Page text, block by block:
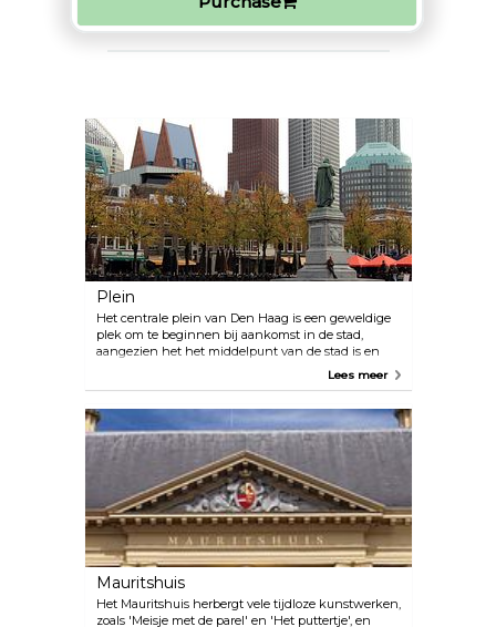
Plein
Het centrale plein van Den Haag is een geweldige
plek om te beginnen bij aankomst in de stad,
aangezien het het middelpunt van de stad is en
fungeert als kanaal voor vele prominente bars,
van het leven en soms zie je belangrijke politieke
figuren en beroemdheden ronddwalen.
Lees meer
Mauritshuis
Het Mauritshuis herbergt vele tijdloze kunstwerken,
zoals 'Meisje met de parel' en 'Het puttertje', en